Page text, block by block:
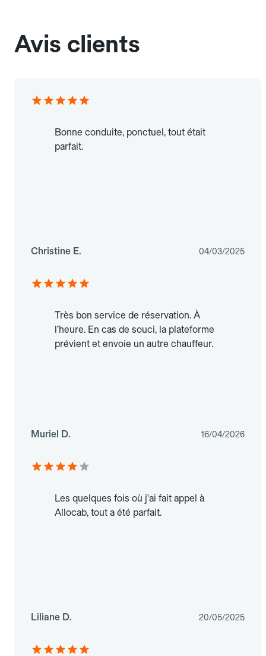
Avis clients
Bonne conduite, ponctuel, tout était
parfait.
Christine E. 04/03/2025
Très bon service de réservation. À
l’heure. En cas de souci, la plateforme
prévient et envoie un autre chauffeur.
Muriel D. 16/04/2026
Les quelques fois où j'ai fait appel à
Allocab, tout a été parfait.
Liliane D. 20/05/2025